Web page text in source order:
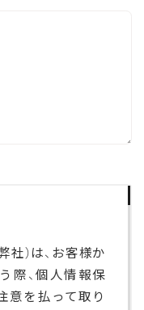
）は、お客様か
際、個人情報保
意を払って取り